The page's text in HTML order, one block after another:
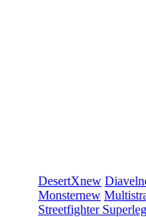
DesertXnew Diavel
Monsternew
Streetfighter